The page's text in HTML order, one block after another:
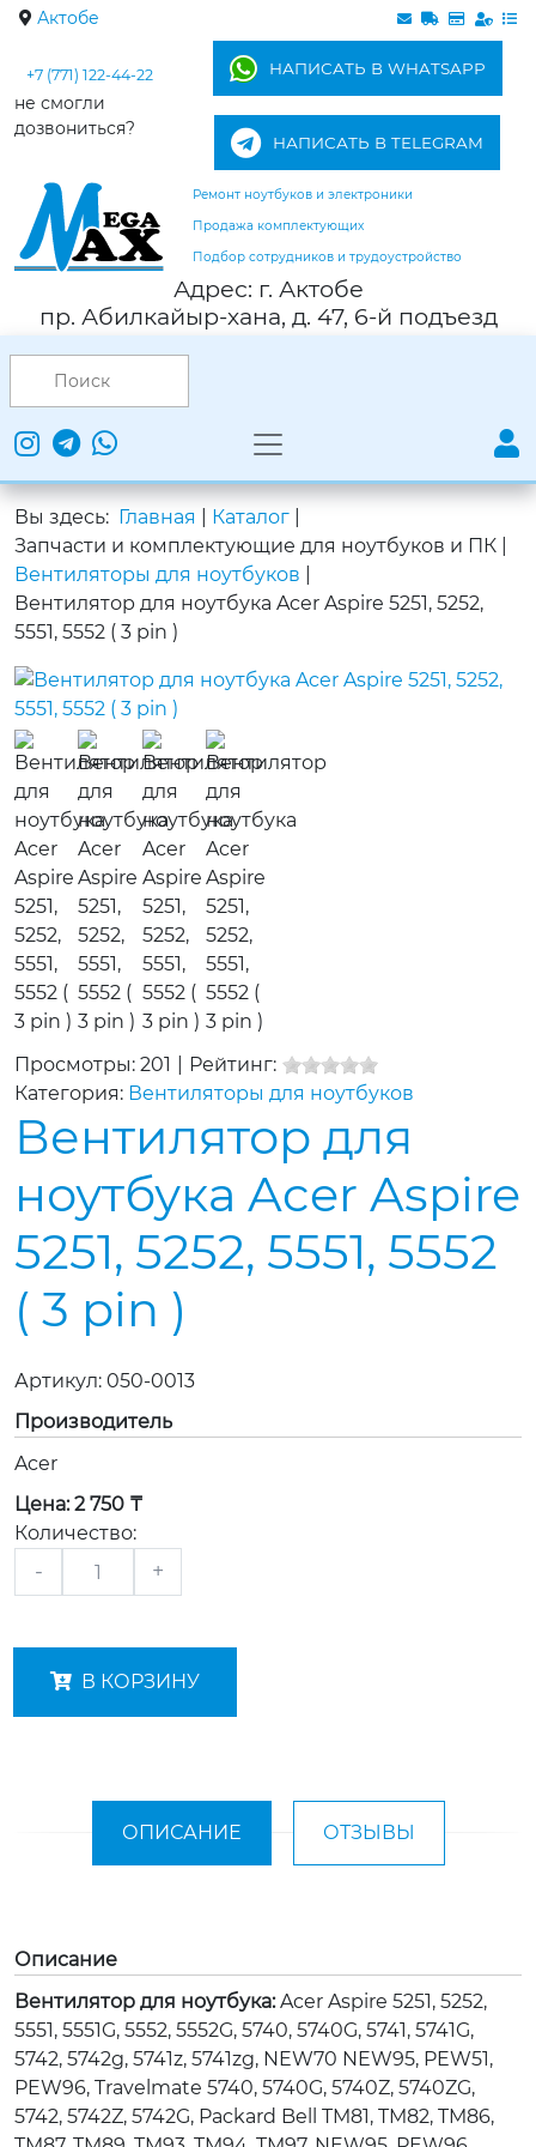
Актобе
+7 (771) 122-44-22
не смогли
дозвониться?
НАПИСАТЬ В WHATSAPP
НАПИСАТЬ В TELEGRAM
Ремонт ноутбуков и электроники
Продажа комплектующих
Подбор сотрудников и трудоустройство
Адрес: г. Актобе
пр. Абилкайыр-хана, д. 47, 6-й подъезд
Вы здесь: Главная Каталог
Запчасти и комплектующие для ноутбуков и ПК
Вентиляторы для ноутбуков
Вентилятор для ноутбука Acer Aspire 5251, 5252,
5551, 5552 ( 3 pin )
Просмотры: 201
Рейтинг:
Категория: Вентиляторы для ноутбуков
Вентилятор для
ноутбука Acer Aspire
5251, 5252, 5551, 5552
( 3 pin )
Артикул: 050-0013
Производитель
Acer
Цена: 2 750 ₸
Количество:
- +
В КОРЗИНУ
ОПИСАНИЕ ОТЗЫВЫ
Описание
Вентилятор для ноутбука:Acer Aspire 5251, 5252,
5551, 5551G, 5552, 5552G, 5740, 5740G, 5741, 5741G,
5742, 5742g, 5741z, 5741zg, NEW70 NEW95, PEW51,
PEW96, Travelmate 5740, 5740G, 5740Z, 5740ZG,
5742, 5742Z, 5742G, Packard Bell TM81, TM82, TM86,